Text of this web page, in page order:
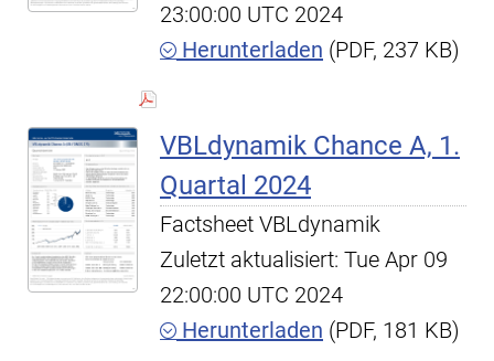
23:00:00 UTC 2024
Herunterladen (PDF, 237 KB)
VBLdynamik Chance A, 1.
Quartal 2024
Factsheet VBLdynamik
Zuletzt aktualisiert: Tue Apr 09
22:00:00 UTC 2024
Herunterladen (PDF, 181 KB)